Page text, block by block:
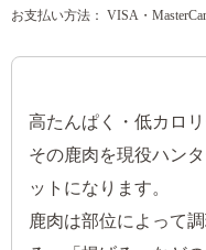
お支払い方法： VISA・
高たんぱく・低カロリ
その鹿肉を現役ハン
ットになります。
鹿肉は部位によって